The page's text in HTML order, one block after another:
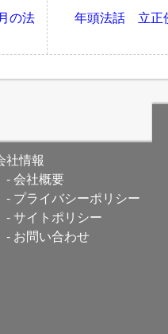
の法
年頭法話 立正
社情報
会社概要
プライバシーポリシー
サイトポリシー
お問い合わせ